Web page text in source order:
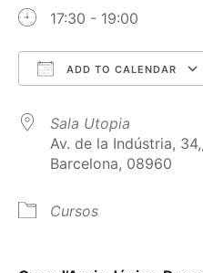
17:30 - 19:00
ADD TO CALENDAR
Sala Utopia
Av. de la Indústria,
Barcelona, 08960
Cursos